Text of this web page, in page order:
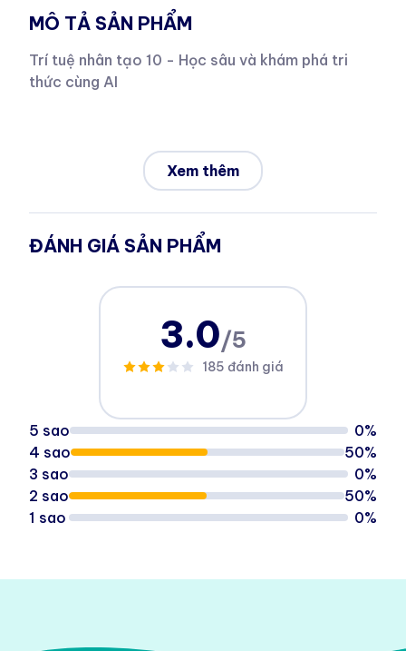
MÔ TẢ SẢN PHẨM
Trí tuệ nhân tạo 10 - Học sâu và khám phá tri
thức cùng AI
Xem thêm
ĐÁNH GIÁ SẢN PHẨM
3.0/5
185 đánh giá
5 sao
0%
4 sao
50%
3 sao
0%
2 sao
50%
1 sao
0%